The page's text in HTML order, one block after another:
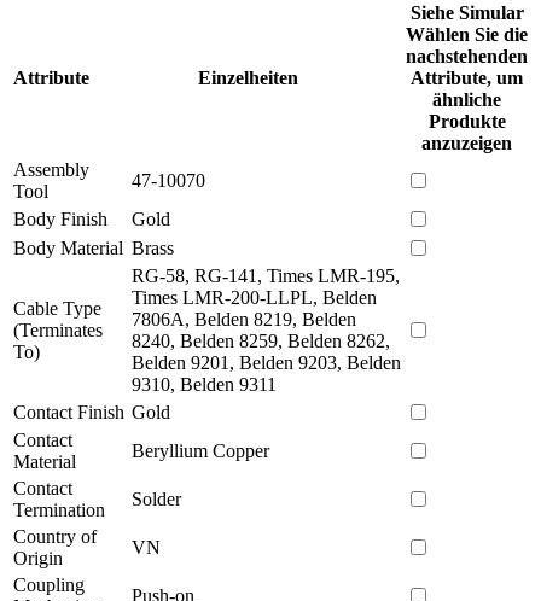
Attribute Einzelheiten
Siehe Simular
Wählen Sie die
nachstehenden
Attribute, um
ähnliche
Produkte
anzuzeigen
Assembly
Tool
47-10070
Body Finish
Gold
Body Material Brass
Cable Type
(Terminates
To)
RG-58, RG-141, Times LMR-195,
Times LMR-200-LLPL, Belden
7806A, Belden 8219, Belden
8240, Belden 8259, Belden 8262,
Belden 9201, Belden 9203, Belden
9310, Belden 9311
Contact Finish Gold
Contact
Material
Beryllium Copper
Contact
Termination
Solder
Country of
Origin
VN
Coupling
Push-on